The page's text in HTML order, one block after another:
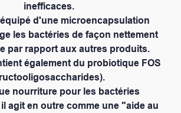
inefficaces.
équipé d'une microencapsulation
les bactéries de façon nettement
par rapport aux autres produits.
également du probiotique FOS
nourriture pour les bactéries
agit en outre comme une "aide au